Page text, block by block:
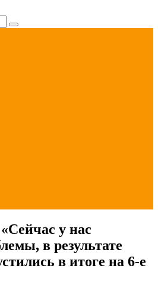
у нас
в результате
в итоге на 6-е